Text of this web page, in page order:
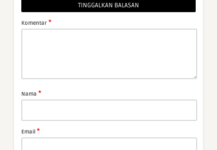
TINGGALKAN BALASAN
Komentar *
Nama *
Email *